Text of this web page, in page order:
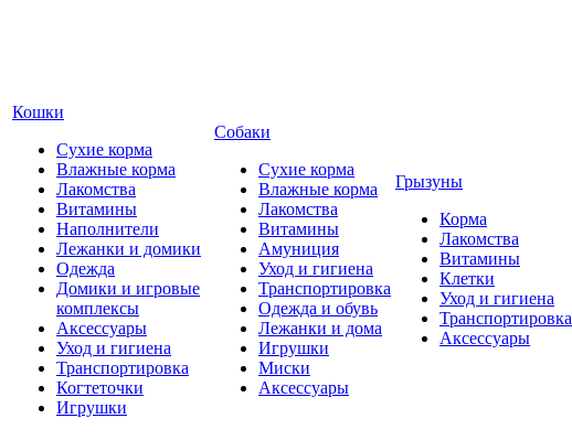
Кошки
Сухие корма
Влажные корма
Лакомства
Витамины
Наполнители
Лежанки и домики
Одежда
Домики и игровые
комплексы
Аксессуары
Уход и гигиена
Транспортировка
Когтеточки
Игрушки
Собаки
Сухие корма
Влажные корма
Лакомства
Витамины
Амуниция
Уход и гигиена
Транспортировка
Одежда и обувь
Лежанки и дома
Игрушки
Миски
Аксессуары
Грызуны
Корма
Лакомства
Витамины
Клетки
Уход и гигиена
Транспортировка
Аксессуары